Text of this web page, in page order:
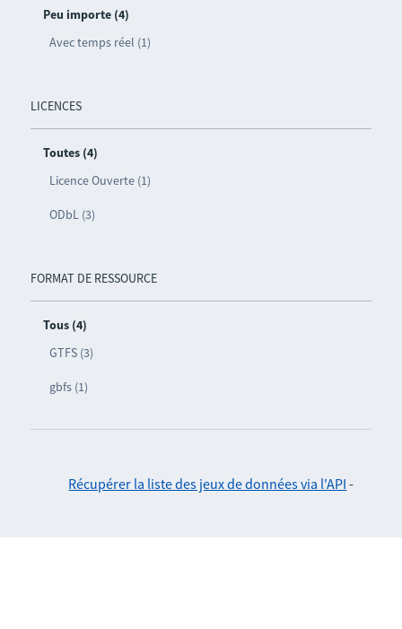
Peu importe (4)
Avec temps réel (1)
LICENCES
Toutes (4)
Licence Ouverte (1)
ODbL (3)
FORMAT DE RESSOURCE
Tous (4)
GTFS (3)
gbfs (1)
Récupérer la liste des jeux de données via l'API -